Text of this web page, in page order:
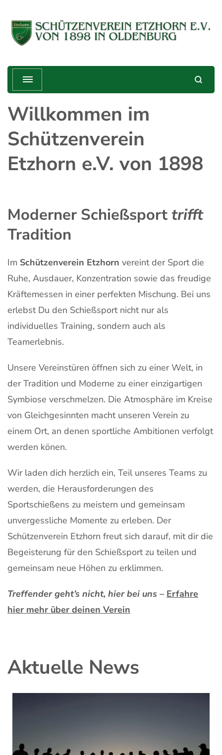
Schützenverein Etzhorn e.V. von
1898
Treffender geht's nicht!
Willkommen im
Schützenverein
Etzhorn e.V. von 1898
Moderner Schießsport trifft
Tradition
Im Schützenverein Etzhorn vereint der Sport die
Ruhe, Ausdauer, Konzentration sowie das freudige
Kräftemessen in einer perfekten Mischung. Bei uns
erlebst Du den Schießsport nicht nur als
individuelles Training, sondern auch als
Teamerlebnis.
Unsere Vereinstüren öffnen sich zu einer Welt, in
der Tradition und Moderne zu einer einzigartigen
Symbiose verschmelzen. Die Atmosphäre im Kreise
von Gleichgesinnten macht unseren Verein zu
einem Ort, an denen sportliche Ambitionen verfolgt
werden könen.
Wir laden dich herzlich ein, Teil unseres Teams zu
werden, die Herausforderungen des
Sportschießens zu meistern und gemeinsam
unvergessliche Momente zu erleben. Der
Schützenverein Etzhorn freut sich darauf, mit dir die
Begeisterung für den Schießsport zu teilen und
gemeinsam neue Höhen zu erklimmen.
Treffender geht’s nicht, hier bei uns – Erfahre
hier mehr über deinen Verein
Aktuelle News